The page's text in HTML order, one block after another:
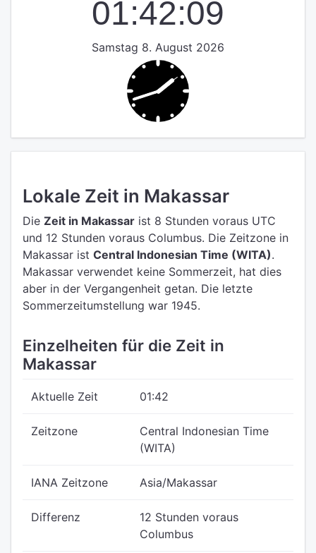
01:42:09
Samstag 8. August 2026
Lokale Zeit in Makassar
Die Zeit in Makassar ist 8 Stunden voraus UTC
und 12 Stunden voraus Columbus. Die Zeitzone in
Makassar ist Central Indonesian Time (WITA).
Makassar verwendet keine Sommerzeit, hat dies
aber in der Vergangenheit getan. Die letzte
Sommerzeitumstellung war 1945.
Einzelheiten für die Zeit in
Makassar
Aktuelle Zeit 01:42
Zeitzone
Central Indonesian Time
(WITA)
IANA Zeitzone Asia/Makassar
Differenz
12 Stunden voraus
Columbus